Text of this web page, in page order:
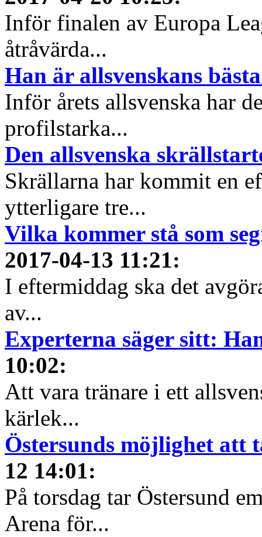
Inför finalen av Europa
åtråvärda...
Han är allsvenskans
Inför årets allsvenska har
profilstarka...
Den allsvenska
Skrällarna har kommit en
ytterligare tre...
Vilka kommer stå som
2017-04-13 11:21:
I eftermiddag ska det
av...
Experterna säger sitt:
10:02:
Att vara tränare i ett
kärlek...
Östersunds möjlighet att
12 14:01:
På torsdag tar Östersund
Arena för...